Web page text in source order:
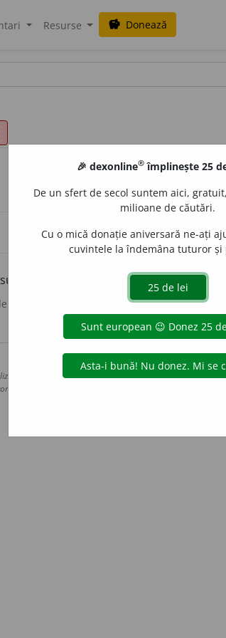
Resurse savings Donează
radioactiv, metalic, din grupa
Copyright © 2004-2026 dexonline
datelor de pe acest site, inclusiv prin orice metode
nostru prealabil scris, cu excepția seturilor de date
🎉 dexonline® împlinește 25
De un sfert de secol suntem aici,
milioane de căutări.
Cu o mică donație aniversară ne-ați
cuvintele la îndemâna tuturor și